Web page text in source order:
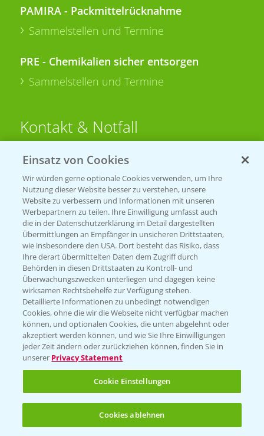
PAMIRA - Packmittelrücknahme
Sammelstellen und Termine
PRE - Chemikalien sicher entsorgen
Sammelstellen und Termine
Kontakt & Notfall
Beratung auf WhatsApp
T.+49 (0)174 346 564 1
KONTAKT
Hilfe in Notfällen
T.+49 (0)214/30-20220
Folgen Sie uns
Einsatz von Cookies
Wir würden gerne optionale Cookies verwenden, um Ihre
Nutzung dieser Website besser zu verstehen, unsere
Website zu verbessern und Informationen mit unseren
Werbepartnern zu teilen. Ihre Einwilligung umfasst auch
die in der Datenschutzerklärung im Detail dargestellten
Übermittlungen an Empfänger in unsicheren Drittstaaten,
wie insbesondere den USA. Dort besteht das Risiko, dass
Ihre derart übermittelten Daten dem Zugriff durch
Behörden in diesen Drittstaaten zu Kontroll- und
Überwachungszwecken unterliegen und dagegen keine
wirksamen Rechtsbehelfe zur Verfügung stehen.
Detaillierte Informationen zu unbedingt notwendigen
Cookies, ohne die wir die Webseite nicht verfügbar machen
können, und optionalen Cookies, die unten abgelehnt oder
akzeptiert werden können, und wie Sie Ihre Einwilligungen
jeder Zeit ändern oder zurückziehen können, finden Sie in
unserer Privacy Statement
Cookie Einstellungen
Cookies ablehnen